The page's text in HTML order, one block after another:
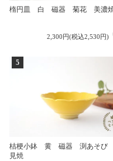
楕円皿 白 磁器 菊花 美濃
2,300円(税込2,530円)
5
桔梗小鉢 黄 磁器 渕あそび
見焼